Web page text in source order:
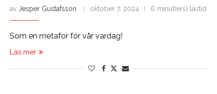
av Jesper Gustafsson oktober 7, 2024 6 minut(ers) lästid
Som en metafor för vår vardag!
Läs mer